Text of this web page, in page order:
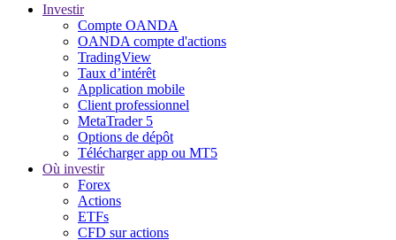
Investir
Compte OANDA
OANDA compte d'actions
TradingView
Taux d’intérêt
Application mobile
Client professionnel
MetaTrader 5
Options de dépôt
Télécharger app ou MT5
Où investir
Forex
Actions
ETFs
CFD sur actions